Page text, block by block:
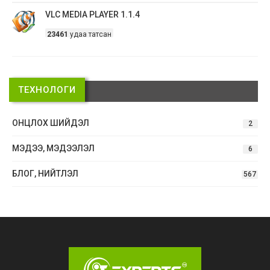
VLC MEDIA PLAYER 1.1.4
23461 удаа татсан
ТЕХНОЛОГИ
ОНЦЛОХ ШИЙДЭЛ 2
МЭДЭЭ, МЭДЭЭЛЭЛ 6
БЛОГ, НИЙТЛЭЛ 567